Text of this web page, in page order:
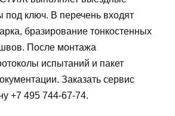
под ключ. В перечень входят
бразирование тонкостенных
После монтажа
испытаний и пакет
Заказать сервис
+7 495 744-67-74.